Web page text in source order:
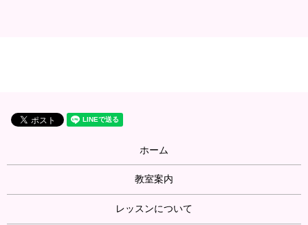
ホーム
教室案内
レッスンについて